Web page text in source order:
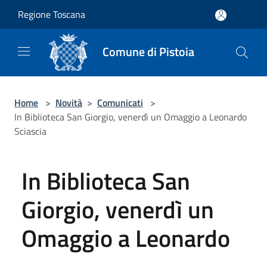
Regione Toscana
Comune di Pistoia
Home > Novità > Comunicati >
In Biblioteca San Giorgio, venerdì un Omaggio a Leonardo
Sciascia
In Biblioteca San
Giorgio, venerdì un
Omaggio a Leonardo